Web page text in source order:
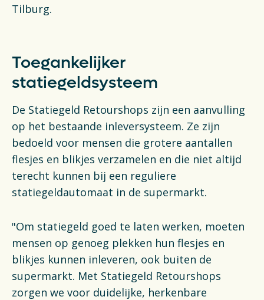
Tilburg.
Toegankelijker
statiegeldsysteem
De Statiegeld Retourshops zijn een aanvulling
op het bestaande inleversysteem. Ze zijn
bedoeld voor mensen die grotere aantallen
flesjes en blikjes verzamelen en die niet altijd
terecht kunnen bij een reguliere
statiegeldautomaat in de supermarkt.
"Om statiegeld goed te laten werken, moeten
mensen op genoeg plekken hun flesjes en
blikjes kunnen inleveren, ook buiten de
supermarkt. Met Statiegeld Retourshops
zorgen we voor duidelijke, herkenbare